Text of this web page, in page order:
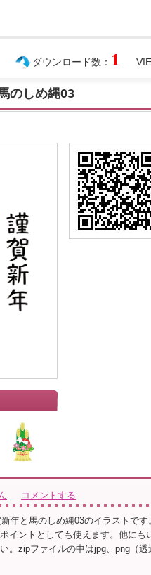
ダウンロード数： 1
のしめ縄03
コメントする
と馬のしめ縄03のイラストです
イントとしても使えます。他に
。zipファイルの中はjpg、png（